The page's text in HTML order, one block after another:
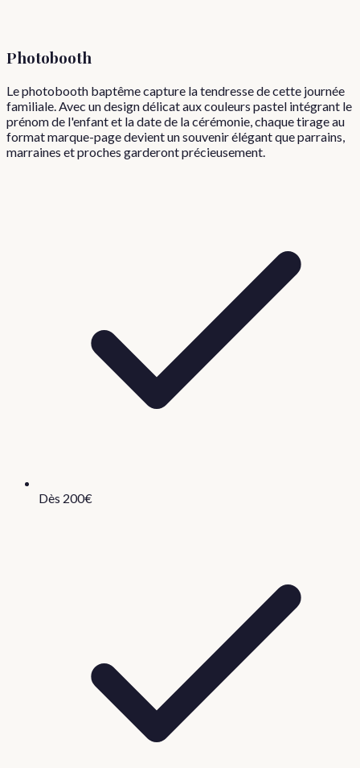
Photobooth
Le photobooth baptême capture la tendresse de cette journée
familiale. Avec un design délicat aux couleurs pastel intégrant le
prénom de l'enfant et la date de la cérémonie, chaque tirage au
format marque-page devient un souvenir élégant que parrains,
marraines et proches garderont précieusement.
Dès 200€